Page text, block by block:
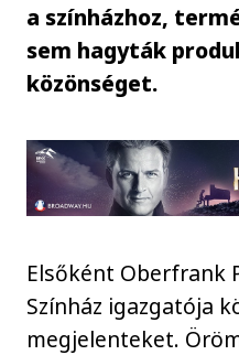
a színházhoz,
sem hagyták
közönséget.
Elsőként Oberfrank
Színház igazgatója
megjelenteket.